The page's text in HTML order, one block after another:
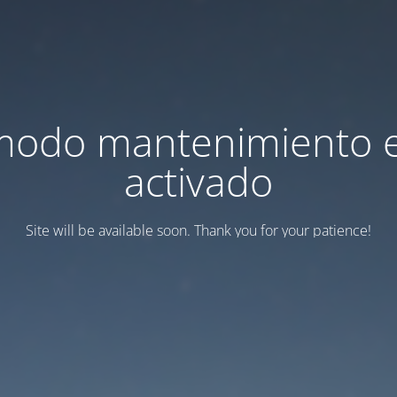
mantenimiento
activado
Site will be available soon. Thank you for your patience!